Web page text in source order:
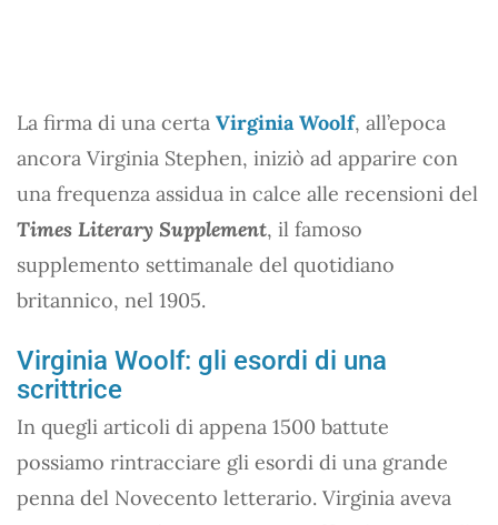
La firma di una certa Virginia Woolf, all’epoca
ancora Virginia Stephen, iniziò ad apparire con
una frequenza assidua in calce alle recensioni del
Times Literary Supplement, il famoso
supplemento settimanale del quotidiano
britannico, nel 1905.
Virginia Woolf: gli esordi di una
scrittrice
In quegli articoli di appena 1500 battute
possiamo rintracciare gli esordi di una grande
penna del Novecento letterario. Virginia aveva